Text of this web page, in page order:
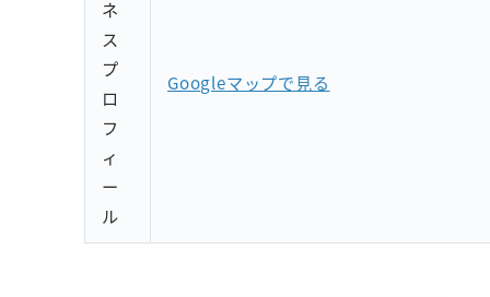
ネ
ス
プ
ロ
フ
ィ
ー
ル
Googleマップで見る